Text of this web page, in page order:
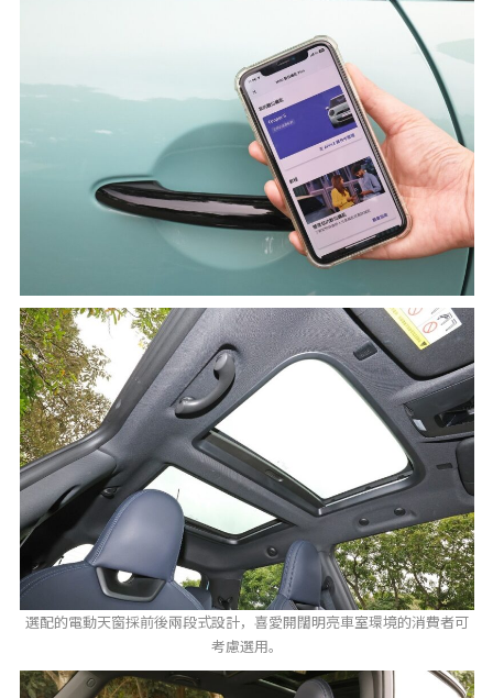
選配的電動天窗採前後兩段式設計，喜愛開闊明亮車室環境的消費者可
考慮選用。